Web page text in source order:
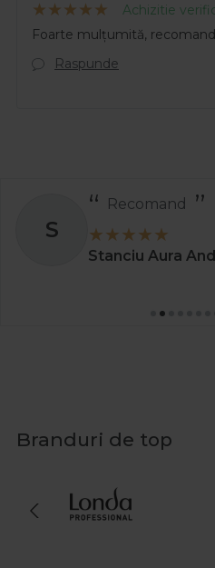
Achizitie
Foarte mulțumită,
Raspunde
S
Recomand
Stanciu Aura
Branduri de top